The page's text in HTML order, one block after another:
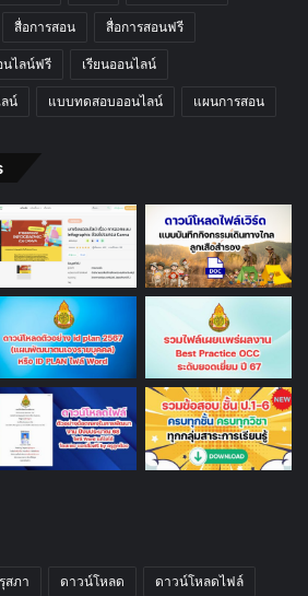
สื่อการสอน สื่อการสอนฟรี
นไลน์ฟรี เรียนออนไลน์
น์ แบบทดสอบออนไลน์ แผนการสอน
สภา ดาวน์โหลด ดาวน์โหลดไฟล์